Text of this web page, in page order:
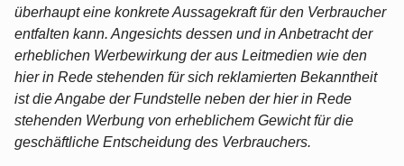
überhaupt eine konkrete Aussagekraft für den Verbraucher
entfalten kann. Angesichts dessen und in Anbetracht der
erheblichen Werbewirkung der aus Leitmedien wie den
hier in Rede stehenden für sich reklamierten Bekanntheit
ist die Angabe der Fundstelle neben der hier in Rede
stehenden Werbung von erheblichem Gewicht für die
geschäftliche Entscheidung des Verbrauchers.